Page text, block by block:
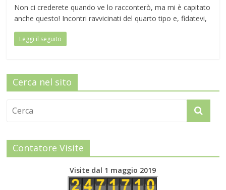
Non ci crederete quando ve lo racconterò, ma mi è capitato
anche questo! Incontri ravvicinati del quarto tipo e, fidatevi,
Leggi il seguito
Cerca nel sito
Contatore Visite
Visite dal 1 maggio 2019